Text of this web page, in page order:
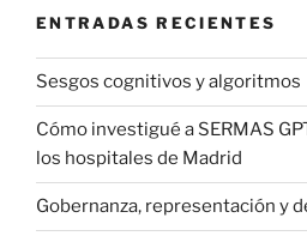
ENTRADAS RECIENTES
Sesgos cognitivos y algoritmos
Cómo investigué a SERMAS
los hospitales de Madrid
Gobernanza, representación y